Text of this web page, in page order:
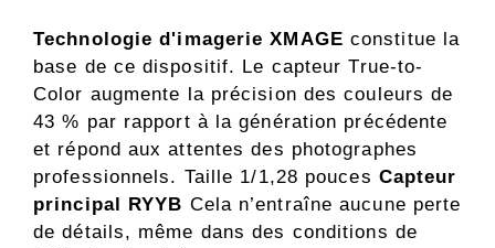
Technologie d'imagerie XMAGE constitue la
base de ce dispositif. Le capteur True-to-
Color augmente la précision des couleurs de
43 % par rapport à la génération précédente
et répond aux attentes des photographes
professionnels. Taille 1/1,28 pouces Capteur
principal RYYB Cela n’entraîne aucune perte
de détails, même dans des conditions de